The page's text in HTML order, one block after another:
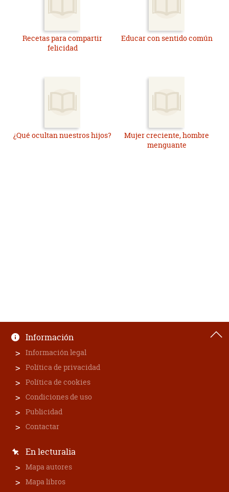
Recetas para compartir
felicidad
Educar con sentido común
¿Qué ocultan nuestros hijos?
Mujer creciente, hombre
menguante
Información
Información legal
Política de privacidad
Política de cookies
Condiciones de uso
Publicidad
Contactar
En lecturalia
Mapa autores
Mapa libros